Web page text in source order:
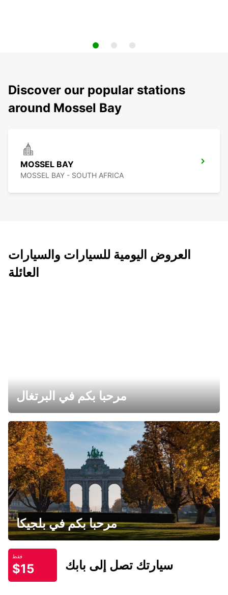
Discover our popular stations
around Mossel Bay
MOSSEL BAY
MOSSEL BAY - SOUTH AFRICA
العروض اليومية للسيارات والسيارات
العائلة
مرحبا بكم في البرتغال
مرحبا بكم في بلجيكا
فقط
$15 سيارتك تصل إلى بابك